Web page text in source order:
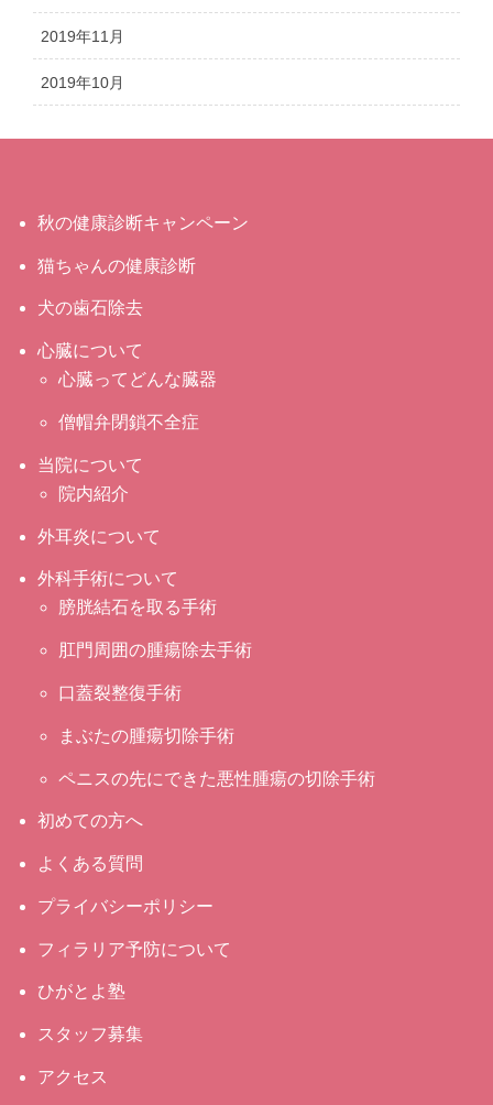
2019年11月
2019年10月
秋の健康診断キャンペーン
猫ちゃんの健康診断
犬の歯石除去
心臓について
心臓ってどんな臓器
僧帽弁閉鎖不全症
当院について
院内紹介
外耳炎について
外科手術について
膀胱結石を取る手術
肛門周囲の腫瘍除去手術
口蓋裂整復手術
まぶたの腫瘍切除手術
ペニスの先にできた悪性腫瘍の切除手術
初めての方へ
よくある質問
プライバシーポリシー
フィラリア予防について
ひがとよ塾
スタッフ募集
アクセス